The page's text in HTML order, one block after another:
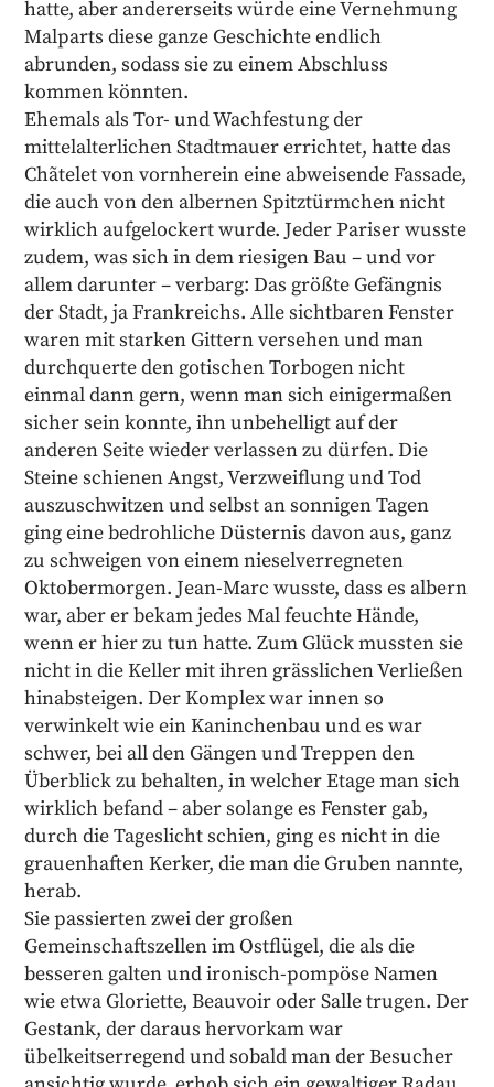
hatte, aber andererseits würde eine Vernehmung
Malparts diese ganze Geschichte endlich
abrunden, sodass sie zu einem Abschluss
kommen könnten.
Ehemals als Tor- und Wachfestung der
mittelalterlichen Stadtmauer errichtet, hatte das
Chãtelet von vornherein eine abweisende Fassade,
die auch von den albernen Spitztürmchen nicht
wirklich aufgelockert wurde. Jeder Pariser wusste
zudem, was sich in dem riesigen Bau – und vor
allem darunter – verbarg: Das größte Gefängnis
der Stadt, ja Frankreichs. Alle sichtbaren Fenster
waren mit starken Gittern versehen und man
durchquerte den gotischen Torbogen nicht
einmal dann gern, wenn man sich einigermaßen
sicher sein konnte, ihn unbehelligt auf der
anderen Seite wieder verlassen zu dürfen. Die
Steine schienen Angst, Verzweiflung und Tod
auszuschwitzen und selbst an sonnigen Tagen
ging eine bedrohliche Düsternis davon aus, ganz
zu schweigen von einem nieselverregneten
Oktobermorgen. Jean-Marc wusste, dass es albern
war, aber er bekam jedes Mal feuchte Hände,
wenn er hier zu tun hatte. Zum Glück mussten sie
nicht in die Keller mit ihren grässlichen Verließen
hinabsteigen. Der Komplex war innen so
verwinkelt wie ein Kaninchenbau und es war
schwer, bei all den Gängen und Treppen den
Überblick zu behalten, in welcher Etage man sich
wirklich befand – aber solange es Fenster gab,
durch die Tageslicht schien, ging es nicht in die
grauenhaften Kerker, die man die Gruben nannte,
herab.
Sie passierten zwei der großen
Gemeinschaftszellen im Ostflügel, die als die
besseren galten und ironisch-pompöse Namen
wie etwa Gloriette, Beauvoir oder Salle trugen. Der
Gestank, der daraus hervorkam war
übelkeitserregend und sobald man der Besucher